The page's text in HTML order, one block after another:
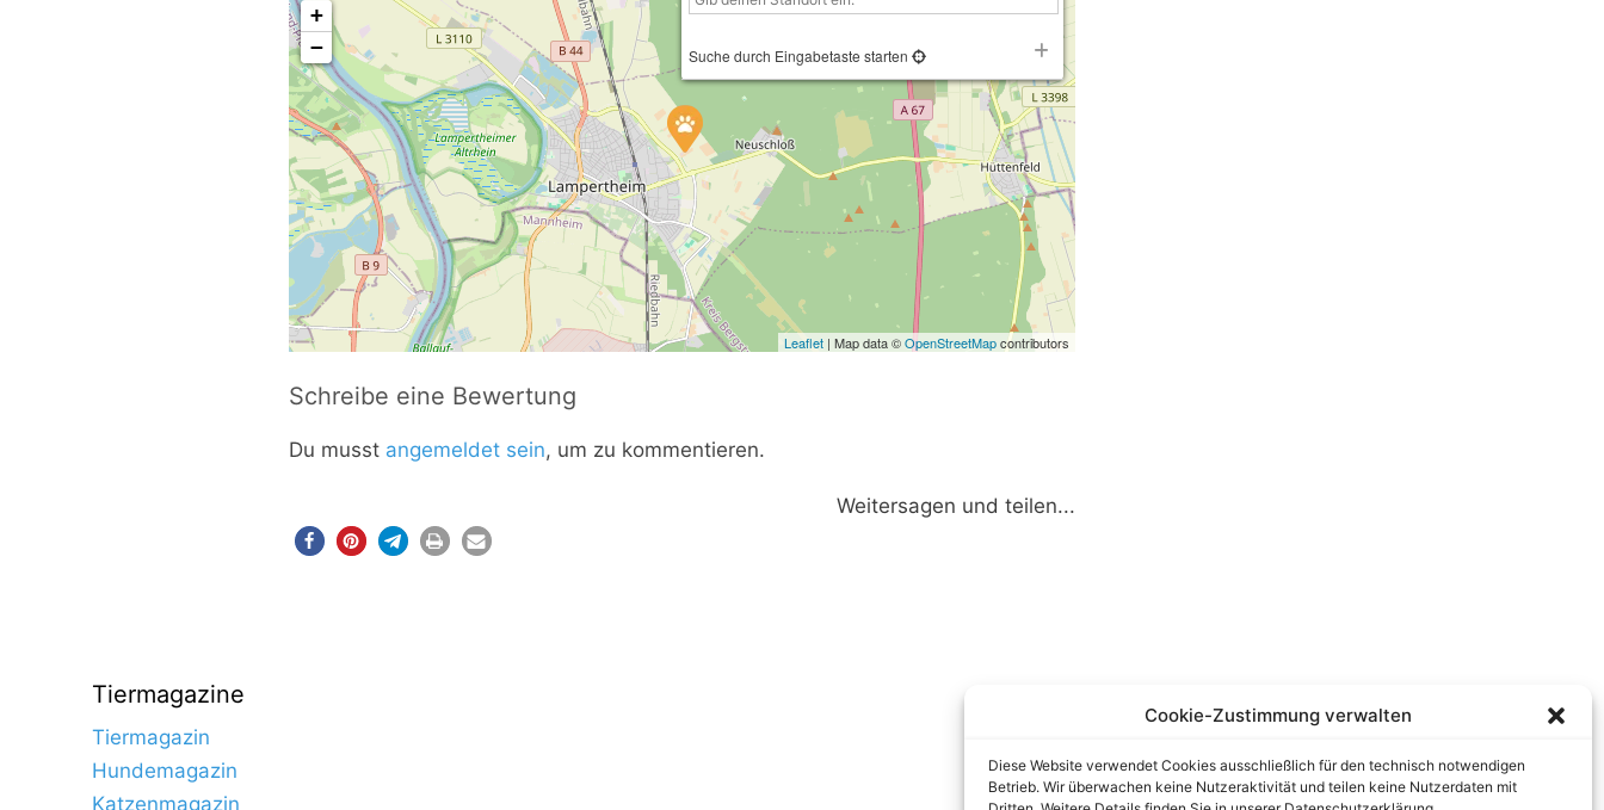
Cookie-Zustimmung verwalten
Diese Website verwendet Cookies ausschließlich für den technisch notwendigen
Betrieb. Wir überwachen keine Nutzeraktivität und teilen keine Nutzerdaten mit
+
−
Suche durch Eingabetaste starten
Leaflet| Map data ©OpenStreetMapcontributors
Schreibe eine Bewertung
Du musst angemeldet sein, um zu kommentieren.
Weitersagen und teilen...
Tiermagazine
Tiermagazin
Hundemagazin
Katzenmagazin